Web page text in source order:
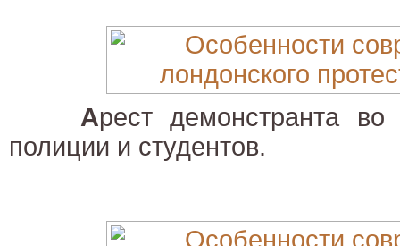
Арест демонстранта во
полиции и студентов.